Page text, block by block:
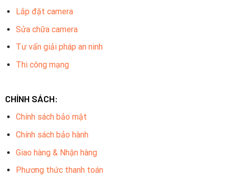
Lắp đặt camera
Sửa chữa camera
Tư vấn giải pháp an ninh
Thi công mạng
CHÍNH SÁCH:
Chính sách bảo mật
Chính sách bảo hành
Giao hàng & Nhận hàng
Phương thức thanh toán